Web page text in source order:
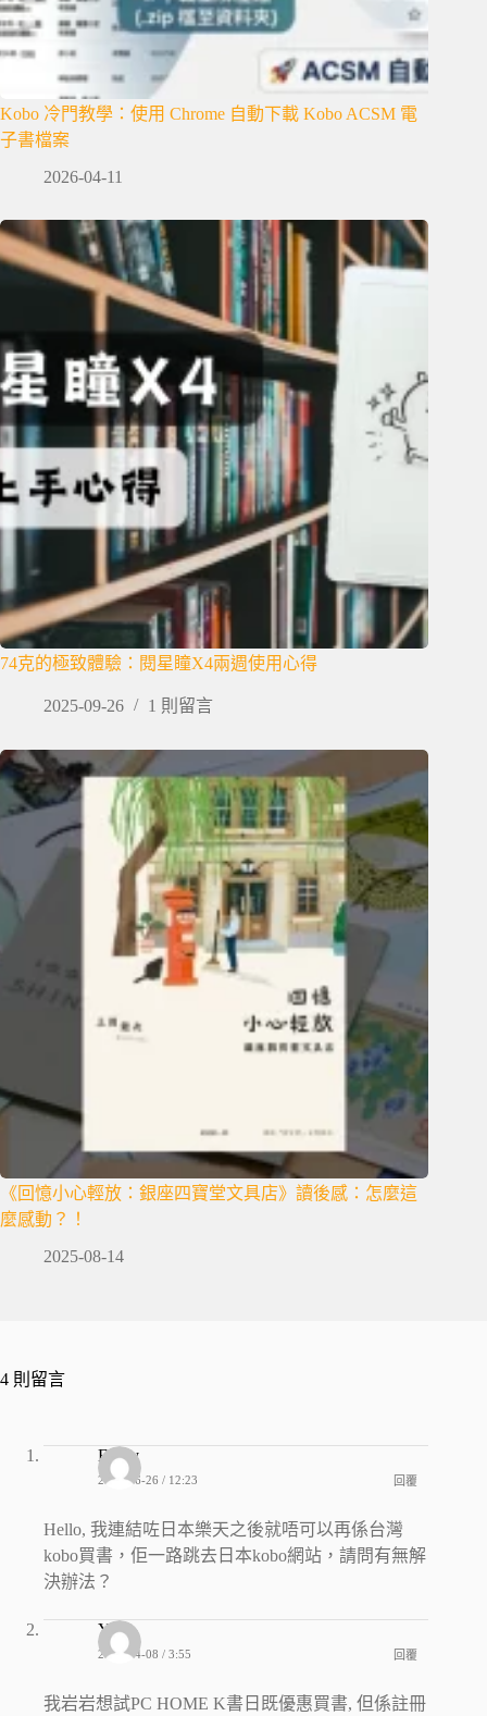
Kobo 冷門教學：使用 Chrome 自動下載 Kobo ACSM 電
子書檔案
2026-04-11
74克的極致體驗：閱星瞳X4兩週使用心得
2025-09-26 1 則留言
《回憶小心輕放：銀座四寶堂文具店》讀後感：怎麼這
麼感動？！
2025-08-14
4 則留言
Emily
2024-06-26 / 12:23 回覆
Hello, 我連結咗日本樂天之後就唔可以再係台灣
kobo買書，佢一路跳去日本kobo網站，請問有無解
決辦法？
YY
2026-04-08 / 3:55 回覆
我岩岩想試PC HOME K書日既優惠買書, 但係註冊